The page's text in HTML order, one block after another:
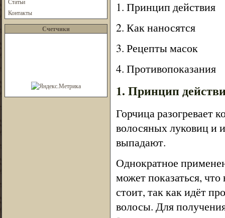
Контакты
Счетчики
1. Принцип действия
2. Как наносятся
3. Рецепты масок
4. Противопоказания
1. Принцип
Горчица разогревает
волосяных луковиц и
выпадают.
Однократное
может показаться,
стоит, так как идёт
волосы. Для